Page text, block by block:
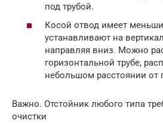
под трубой.
Косой отвод имеет
устанавливают на
направляя вниз. Можно
горизонтальной трубе,
небольшом расстоянии от
Важно. Отстойник любого типа
очистки